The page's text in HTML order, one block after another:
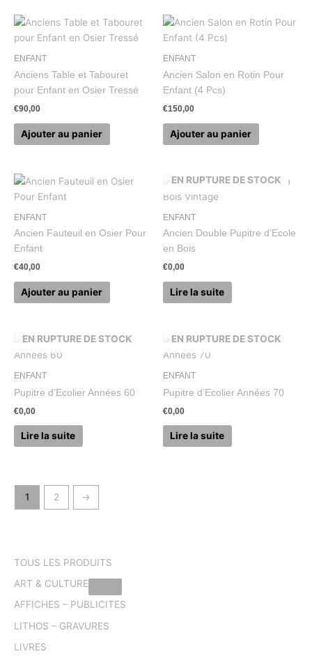
ENFANT
Anciens Table et Tabouret
pour Enfant en Osier Tressé
€90,00
Ajouter au panier
ENFANT
Ancien Salon en Rotin Pour
Enfant (4 Pcs)
€150,00
Ajouter au panier
ENFANT
Ancien Fauteuil en Osier Pour
Enfant
€40,00
Ajouter au panier
EN RUPTURE DE STOCK
ENFANT
Ancien Double Pupitre d’Ecole
en Bois
€0,00
Lire la suite
EN RUPTURE DE STOCK
ENFANT
Pupitre d’Ecolier Années 60
€0,00
Lire la suite
EN RUPTURE DE STOCK
ENFANT
Pupitre d’Ecolier Années 70
€0,00
Lire la suite
1 2 →
TOUS LES PRODUITS
ART & CULTURE
AFFICHES – PUBLICITES
LITHOS – GRAVURES
LIVRES